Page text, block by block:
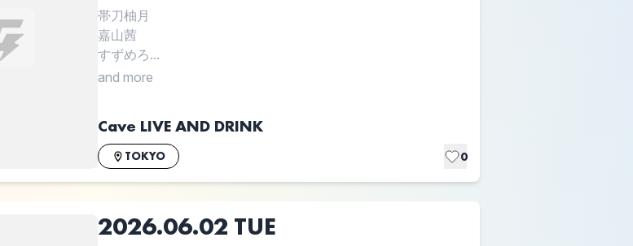
帯刀柚月
嘉山茜
すずめろ...
and more
Cave LIVE AND DRINK
TOKYO 0
2026.06.02 TUE